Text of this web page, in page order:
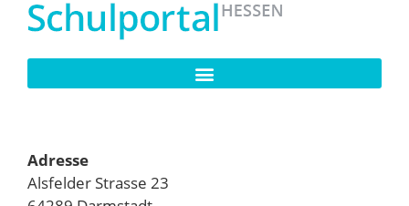
Adresse
Alsfelder Strasse 23